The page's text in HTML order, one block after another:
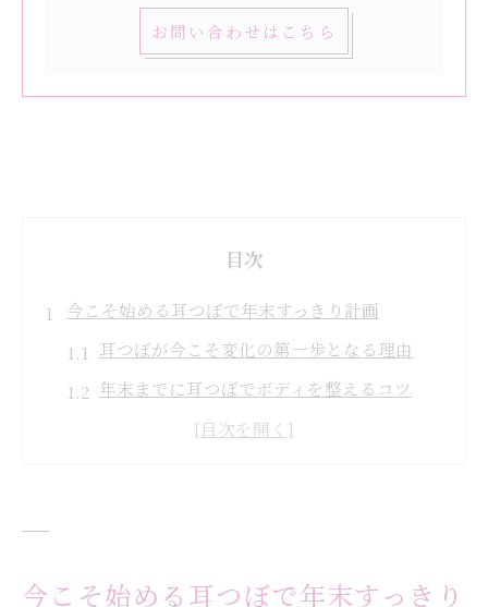
お問い合わせはこちら
目次
今こそ始める耳つぼで年末すっきり計画
耳つぼが今こそ変化の第一歩となる理由
年末までに耳つぼでボディを整えるコツ
無理なく続ける耳つぼダイエットの始め方
耳つぼが叶える自然なボディメイク体験
今こそ始める耳つぼで年末すっきり